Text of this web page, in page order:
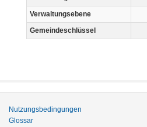
Verwaltungsebene
Gemeindeschlüssel
Nutzungsbedingungen
Glossar